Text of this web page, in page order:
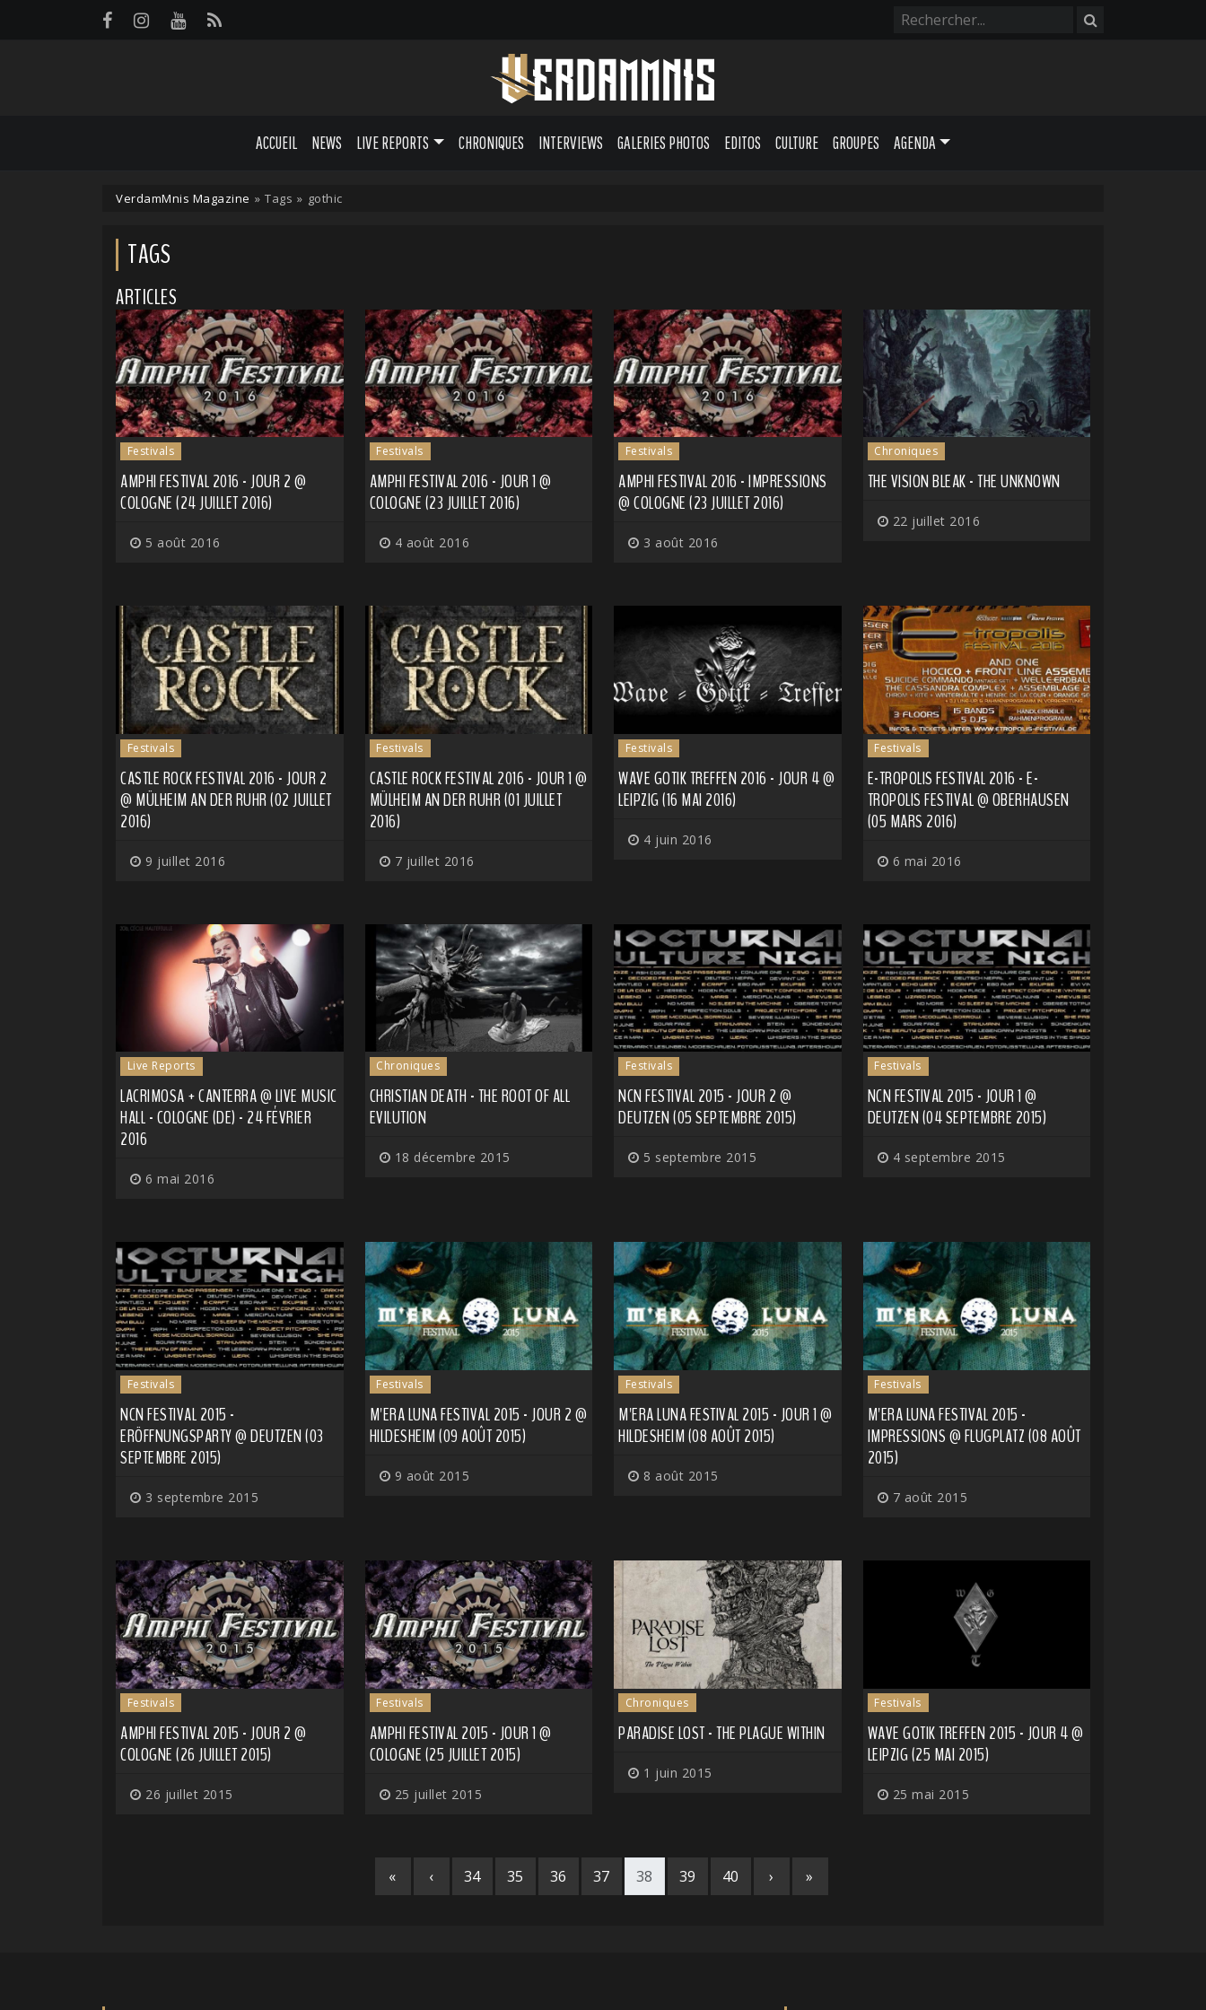
ACCUEIL NEWS LIVE REPORTS CHRONIQUES INTERVIEWS GALERIES PHOTOS EDITOS CULTURE GROUPES AGENDA
VerdamMnis Magazine » Tags » gothic
TAGS
ARTICLES
Festivals
AMPHI FESTIVAL 2016 - JOUR 2 @
COLOGNE (24 JUILLET 2016)
5 août 2016
Festivals
AMPHI FESTIVAL 2016 - JOUR 1 @
COLOGNE (23 JUILLET 2016)
4 août 2016
Festivals
AMPHI FESTIVAL 2016 - IMPRESSIONS
@ COLOGNE (23 JUILLET 2016)
3 août 2016
Chroniques
THE VISION BLEAK - THE UNKNOWN
22 juillet 2016
Festivals
CASTLE ROCK FESTIVAL 2016 - JOUR 2
@ MÜLHEIM AN DER RUHR (02 JUILLET
2016)
9 juillet 2016
Festivals
CASTLE ROCK FESTIVAL 2016 - JOUR 1 @
MÜLHEIM AN DER RUHR (01 JUILLET
2016)
7 juillet 2016
Festivals
WAVE GOTIK TREFFEN 2016 - JOUR 4 @
LEIPZIG (16 MAI 2016)
4 juin 2016
Festivals
E-TROPOLIS FESTIVAL 2016 - E-
TROPOLIS FESTIVAL @ OBERHAUSEN
(05 MARS 2016)
6 mai 2016
Live Reports
LACRIMOSA + CANTERRA @ LIVE MUSIC
HALL - COLOGNE (DE) - 24 FÉVRIER
2016
6 mai 2016
Chroniques
CHRISTIAN DEATH - THE ROOT OF ALL
EVILUTION
18 décembre 2015
Festivals
NCN FESTIVAL 2015 - JOUR 2 @
DEUTZEN (05 SEPTEMBRE 2015)
5 septembre 2015
Festivals
NCN FESTIVAL 2015 - JOUR 1 @
DEUTZEN (04 SEPTEMBRE 2015)
4 septembre 2015
Festivals
NCN FESTIVAL 2015 -
ERÖFFNUNGSPARTY @ DEUTZEN (03
SEPTEMBRE 2015)
3 septembre 2015
Festivals
M'ERA LUNA FESTIVAL 2015 - JOUR 2 @
HILDESHEIM (09 AOÛT 2015)
9 août 2015
Festivals
M'ERA LUNA FESTIVAL 2015 - JOUR 1 @
HILDESHEIM (08 AOÛT 2015)
8 août 2015
Festivals
M'ERA LUNA FESTIVAL 2015 -
IMPRESSIONS @ FLUGPLATZ (08 AOÛT
2015)
7 août 2015
Festivals
AMPHI FESTIVAL 2015 - JOUR 2 @
COLOGNE (26 JUILLET 2015)
26 juillet 2015
Festivals
AMPHI FESTIVAL 2015 - JOUR 1 @
COLOGNE (25 JUILLET 2015)
25 juillet 2015
Chroniques
PARADISE LOST - THE PLAGUE WITHIN
1 juin 2015
Festivals
WAVE GOTIK TREFFEN 2015 - JOUR 4 @
LEIPZIG (25 MAI 2015)
25 mai 2015
« ‹ 34 35 36 37 38 39 40 › »
Panneau de gestion des cookies